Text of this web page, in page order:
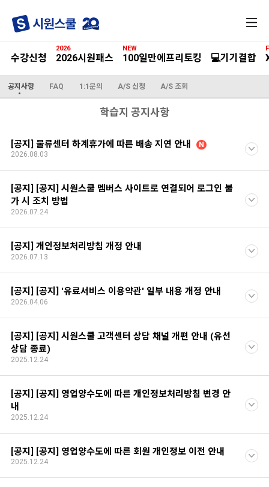
메
수강신청 2026시원패스
2026
100일만에프리토킹
NEW
💻기기결합
공지사항 FAQ 1:1문의 A/S 신청 A/S 조회
학습지 공지사항
[공지] 물류센터 하계휴가에 따른 배송 지연 안내
N
2026.08.03
[공지] [공지] 시원스쿨 멤버스 사이트로 연결되어 로그인 불
가 시 조치 방법
2026.07.24
[공지] 개인정보처리방침 개정 안내
2026.07.13
[공지] [공지] '유료서비스 이용약관' 일부 내용 개정 안내
2026.04.06
[공지] [공지] 시원스쿨 고객센터 상담 채널 개편 안내 (유선
상담 종료)
2025.12.24
[공지] [공지] 영업양수도에 따른 개인정보처리방침 변경 안
내
2025.12.24
[공지] [공지] 영업양수도에 따른 회원 개인정보 이전 안내
2025.12.24